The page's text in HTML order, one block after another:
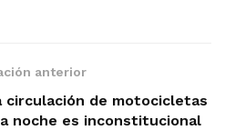
anterior
circulación de motocicletas
noche es inconstitucional